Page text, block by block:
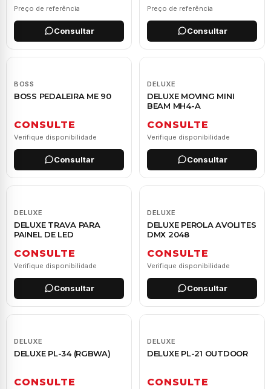
Preço de referência
Consultar
Preço de referência
Consultar
BOSS
BOSS PEDALEIRA ME 90
CONSULTE
Verifique disponibilidade
Consultar
DELUXE
DELUXE MOVING MINI
BEAM MH4-A
CONSULTE
Verifique disponibilidade
Consultar
DELUXE
DELUXE TRAVA PARA
PAINEL DE LED
CONSULTE
Verifique disponibilidade
Consultar
DELUXE
DELUXE PEROLA AVOLITES
DMX 2048
CONSULTE
Verifique disponibilidade
Consultar
DELUXE
DELUXE PL-34 (RGBWA)
CONSULTE
DELUXE
DELUXE PL-21 OUTDOOR
CONSULTE